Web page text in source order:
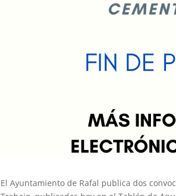
El Ayuntamiento de Rafal publica dos